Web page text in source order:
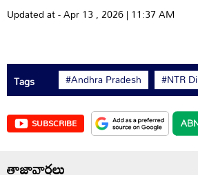
Updated at - Apr 13 , 2026 | 11:37 AM
Tags #Andhra Pradesh #NTR
SUBSCRIBE
తాజావార్తలు